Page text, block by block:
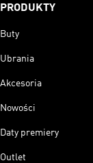
PRODUKTY
Buty
Ubrania
Akcesoria
Nowości
Daty premiery
Outlet